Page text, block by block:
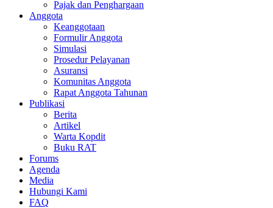
Pajak dan Penghargaan
Anggota
Keanggotaan
Formulir Anggota
Simulasi
Prosedur Pelayanan
Asuransi
Komunitas Anggota
Rapat Anggota Tahunan
Publikasi
Berita
Artikel
Warta Kopdit
Buku RAT
Forums
Agenda
Media
Hubungi Kami
FAQ